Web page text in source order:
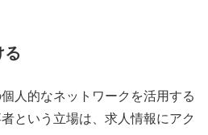
人的なネットワークを活用する
という立場は、求人情報にアク